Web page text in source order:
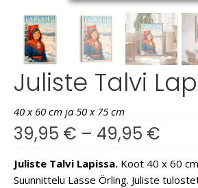
Juliste Talvi
40 x 60 cm ja 50 x 75 cm
39,95 € – 49,95 €
Juliste Talvi Lapissa. Koot 40 x 60
Suunnittelu Lasse Örling. Juliste